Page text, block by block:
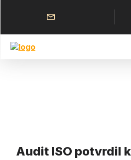
obsahu
Horní
menu
Audit ISO potvrdil